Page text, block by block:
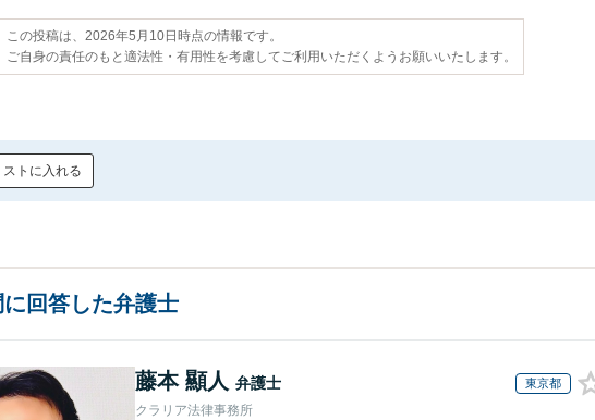
この投稿は、2026年5月10日時点の情報です。
ご自身の責任のもと適法性・有用性を考慮してご利用いただくようお願いいたします。
ストに入れる
回答した弁護士
藤本 顯人 弁護士 東京都
クラリア法律事務所